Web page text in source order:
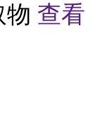
物 查看